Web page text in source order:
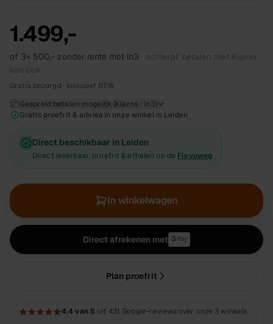
1.499,-
of 3× 500,- zonder rente met in3 · achteraf betalen met Klarna
kan ook
Gratis bezorgd · Inclusief BTW
Gespreid betalen mogelijk (Klarna · in3)
Gratis proefrit & advies in onze winkel in Leiden
Direct beschikbaar in Leiden
Direct leverbaar, proefrit & afhalen op de Flevoweg
In winkelwagen
Direct afrekenen met
Plan proefrit
4,4 van 5 uit 431 Google-reviews over onze 3 winkels